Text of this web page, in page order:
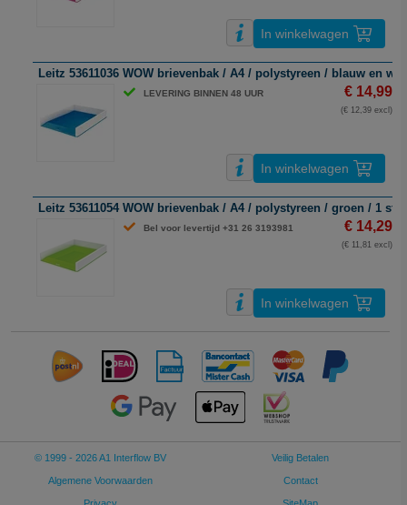
In winkelwagen
Leitz 53611036 WOW brievenbak / A4 / polystyreen / blauw en wit
LEVERING BINNEN 48 UUR € 14,99
(€ 12,39 excl)
In winkelwagen
Leitz 53611054 WOW brievenbak / A4 / polystyreen / groen / 1
Bel voor levertijd +31 26 3193981 € 14,29
(€ 11,81 excl)
In winkelwagen
© 1999 - 2026 A1 Interflow BV
Algemene Voorwaarden
Veilig Betalen
Contact